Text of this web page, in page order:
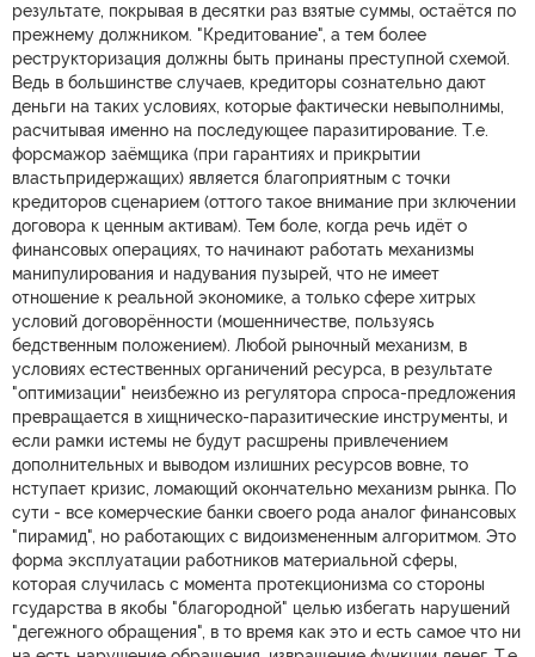
результате, покрывая в десятки раз взятые суммы, остаётся по
прежнему должником. "Кредитование", а тем более
реструкторизация должны быть принаны преступной схемой.
Ведь в большинстве случаев, кредиторы сознательно дают
деньги на таких условиях, которые фактически невыполнимы,
расчитывая именно на последующее паразитирование. Т.е.
форсмажор заёмщика (при гарантиях и прикрытии
властьпридержащих) является благоприятным с точки
кредиторов сценарием (оттого такое внимание при зключении
договора к ценным активам). Тем боле, когда речь идёт о
финансовых операциях, то начинают работать механизмы
манипулирования и надувания пузырей, что не имеет
отношение к реальной экономике, а только сфере хитрых
условий договорённости (мошенничестве, пользуясь
бедственным положением). Любой рыночный механизм, в
условиях естественных органичений ресурса, в результате
"оптимизации" неизбежно из регулятора спроса-предложения
превращается в хищническо-паразитические инструменты, и
если рамки истемы не будут расшрены привлечением
дополнительных и выводом излишних ресурсов вовне, то
нступает кризис, ломающий окончательно механизм рынка. По
сути - все комерческие банки своего рода аналог финансовых
"пирамид", но работающих с видоизмененным алгоритмом. Это
форма эксплуатации работников материальной сферы,
которая случилась с момента протекционизма со стороны
гсударства в якобы "благородной" целью избегать нарушений
"дегежного обращения", в то время как это и есть самое что ни